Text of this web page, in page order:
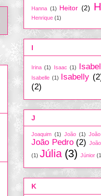
Hanna (1) Heitor (2)
Henrique (1)
I
Irina (1) Isaac (1)
Isabelle (1) Isabelly
(2)
J
Joaquim (1) João (1)
João Pedro (2)
(1) Júlia (3) Júnior
K